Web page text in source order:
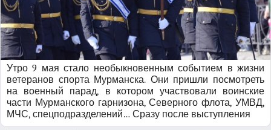
Утро 9 мая стало необыкновенным событием в жизни
ветеранов спорта Мурманска. Они пришли посмотреть
на военный парад, в котором участвовали воинские
части Мурманского гарнизона, Северного флота, УМВД,
МЧС, спецподразделений… Сразу после выступления